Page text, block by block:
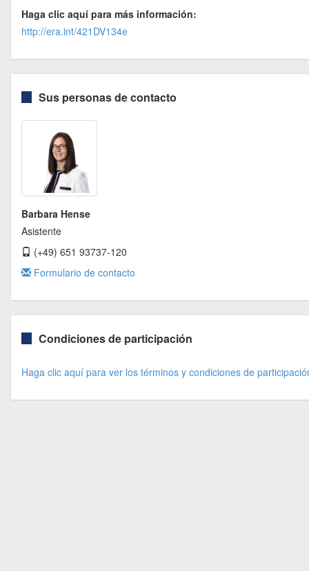
Haga clic aquí para más información:
http://era.int/421DV134e
Sus personas de contacto
Barbara Hense
Asistente
(+49) 651 93737-120
Formulario de contacto
Condiciones de participación
Haga clic aquí para ver los términos y condiciones de